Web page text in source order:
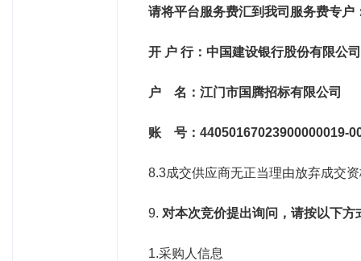
请将平台服务费汇到我司服务费专户
开 户 行：中国建设银行股份有限公
户 名：江门市国腾招标有限公司
账 号：44050167023900000019-
8.3成交供应商无正当理由放弃成交
9. 对本次竞价提出询问，请按以下方
1.采购人信息